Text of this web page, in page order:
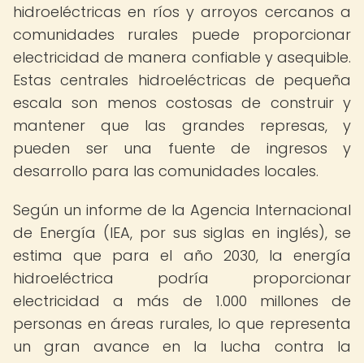
hidroeléctricas en ríos y arroyos cercanos a
comunidades rurales puede proporcionar
electricidad de manera confiable y asequible.
Estas centrales hidroeléctricas de pequeña
escala son menos costosas de construir y
mantener que las grandes represas, y
pueden ser una fuente de ingresos y
desarrollo para las comunidades locales.
Según un informe de la Agencia Internacional
de Energía (IEA, por sus siglas en inglés), se
estima que para el año 2030, la energía
hidroeléctrica podría proporcionar
electricidad a más de 1.000 millones de
personas en áreas rurales, lo que representa
un gran avance en la lucha contra la